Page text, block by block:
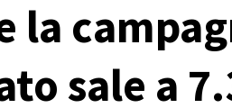
la
sale a